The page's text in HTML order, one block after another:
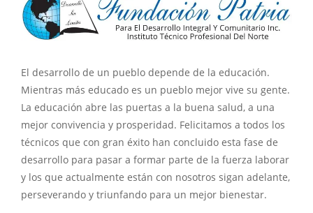
El desarrollo de un pueblo depende de la educación.
Mientras más educado es un pueblo mejor vive su gente.
La educación abre las puertas a la buena salud, a una
mejor convivencia y prosperidad. Felicitamos a todos los
técnicos que con gran éxito han concluido esta fase de
desarrollo para pasar a formar parte de la fuerza laborar
y los que actualmente están con nosotros sigan adelante,
perseverando y triunfando para un mejor bienestar.